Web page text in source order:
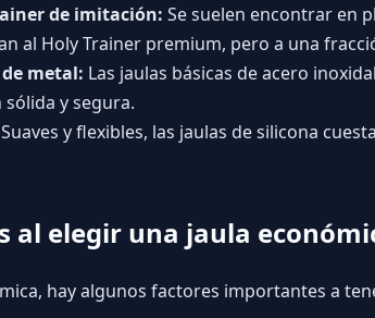
de imitación: Se suelen encontrar en
al Holy Trainer premium, pero a una
metal: Las jaulas básicas de acero
y segura.
Suaves y flexibles, las jaulas de silicona
al elegir una jaula
hay algunos factores importantes a